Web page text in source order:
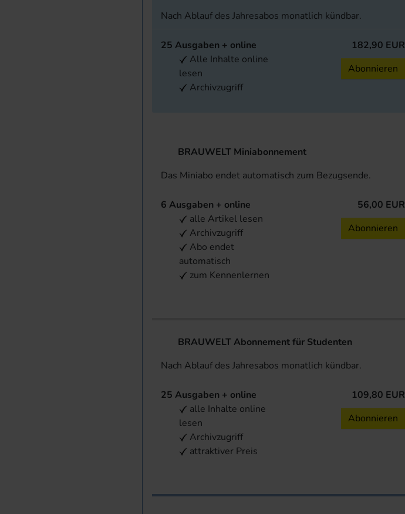
Nach Ablauf des Jahresabos monatlich kündbar.
25 Ausgaben + online
Alle Inhalte online
lesen
Archivzugriff
182,90 EUR
Abonnieren
BRAUWELT Miniabonnement
Das Miniabo endet automatisch zum Bezugsende.
6 Ausgaben + online
alle Artikel lesen
Archivzugriff
Abo endet
automatisch
zum Kennenlernen
56,00 EUR
Abonnieren
BRAUWELT Abonnement für Studenten
Nach Ablauf des Jahresabos monatlich kündbar.
25 Ausgaben + online
alle Inhalte online
lesen
Archivzugriff
attraktiver Preis
109,80 EUR
Abonnieren